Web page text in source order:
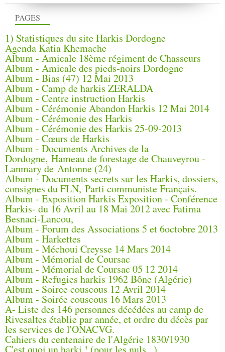
PAGES
1) Statistiques du site Harkis Dordogne
Agenda Katia Khemache
Album - Amicale 18ème régiment de Chasseurs
Album - Amicale des pieds-noirs Dordogne
Album - Bias (47) 12 Mai 2013
Album - Camp de harkis ZERALDA
Album - Centre instruction Harkis
Album - Cérémonie Abandon Harkis 12 Mai 2014
Album - Cérémonie des Harkis
Album - Cérémonie des Harkis 25-09-2013
Album - Cœurs de Harkis
Album - Documents Archives de la
Dordogne, Hameau de forestage de Chauveyrou -
Lanmary de Antonne (24)
Album - Documents secrets sur les Harkis, dossiers,
consignes du FLN, Parti communiste Français.
Album - Exposition Harkis Exposition - Conférence
Harkis- du 16 Avril au 18 Mai 2012 avec Fatima
Besnaci-Lancou,
Album - Forum des Associations 5 et 6octobre 2013
Album - Harkettes
Album - Méchoui Creysse 14 Mars 2014
Album - Mémorial de Coursac
Album - Mémorial de Coursac 05 12 2014
Album - Refugies harkis 1962 Bône (Algérie)
Album - Soiree couscous 12 Avril 2014
Album - Soirée couscous 16 Mars 2013
A- Liste des 146 personnes décédées au camp de
Rivesaltes établie par année, et ordre du décès par
les services de l'ONACVG.
Cahiers du centenaire de l'Algérie 1830/1930